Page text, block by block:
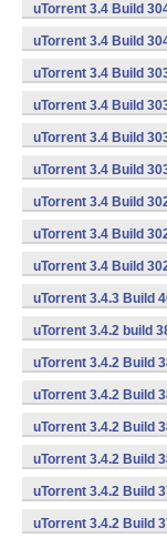
uTorrent 3.4 Build
uTorrent 3.4 Build
uTorrent 3.4 Build
uTorrent 3.4 Build
uTorrent 3.4 Build
uTorrent 3.4 Build
uTorrent 3.4 Build
uTorrent 3.4 Build
uTorrent 3.4 Build
uTorrent 3.4.3 Build
uTorrent 3.4.2 build
uTorrent 3.4.2 Build
uTorrent 3.4.2 Build
uTorrent 3.4.2 Build
uTorrent 3.4.2 Build
uTorrent 3.4.2 Build
uTorrent 3.4.2 Build